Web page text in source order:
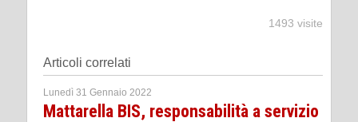
1493 visite
Articoli correlati
Lunedì 31 Gennaio 2022
Mattarella BIS, responsabilità a servizio